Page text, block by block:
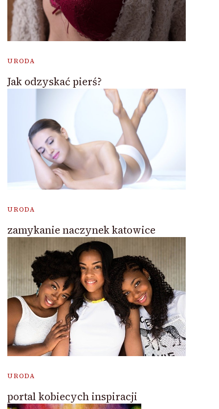
URODA
Jak odzyskać pierś?
URODA
zamykanie naczynek katowice
URODA
portal kobiecych inspiracji